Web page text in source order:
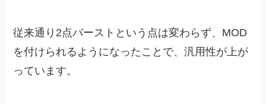
従来通り2点バーストという点は変わらず、MOD
を付けられるようになったことで、汎用性が上が
っています。